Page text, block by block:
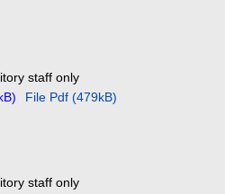
staff only
File Pdf (479kB)
staff only